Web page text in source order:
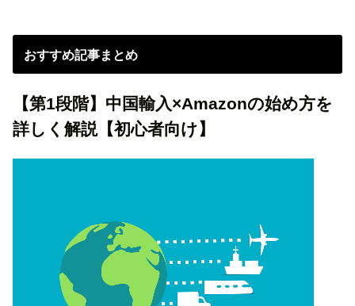
おすすめ記事まとめ
【第1段階】中国輸入×Amazonの始め方を
詳しく解説【初心者向け】